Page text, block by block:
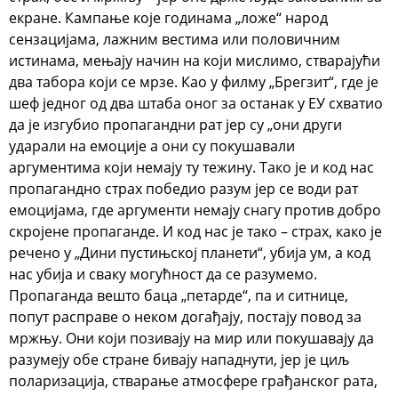
екране. Кампање које годинама „ложе“ народ
сензацијама, лажним вестима или половичним
истинама, мењају начин на који мислимо, стварајући
два табора који се мрзе. Као у филму „Брегзит“, где је
шеф једног од два штаба оног за останак у ЕУ схватио
да је изгубио пропагандни рат јер су „они други
ударали на емоције а они су покушавали
аргументима који немају ту тежину. Тако је и код нас
пропагандно страх победио разум јер се води рат
емоцијама, где аргументи немају снагу против добро
скројене пропаганде. И код нас је тако – страх, како је
речено у „Дини пустињској планети“, убија ум, а код
нас убија и сваку могућност да се разумемо.
Пропаганда вешто баца „петарде“, па и ситнице,
попут расправе о неком догађају, постају повод за
мржњу. Они који позивају на мир или покушавају да
разумеју обе стране бивају нападнути, јер је циљ
поларизација, стварање атмосфере грађанског рата,